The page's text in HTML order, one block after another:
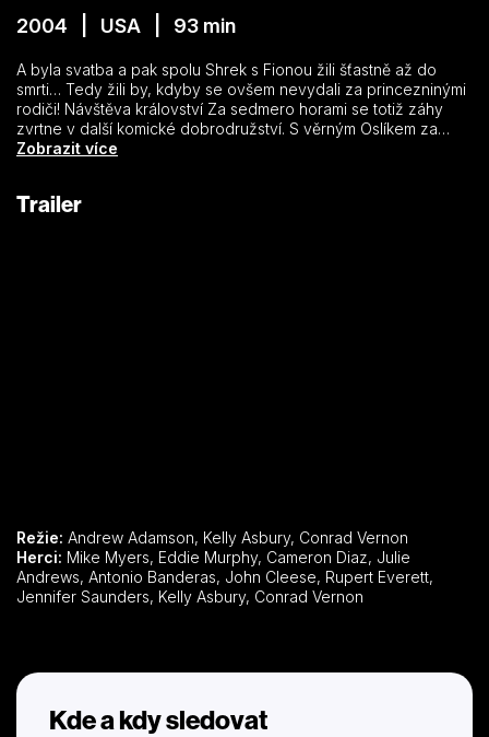
2004 | USA | 93 min
A byla svatba a pak spolu Shrek s Fionou žili šťastně až do
smrti… Tedy žili by, kdyby se ovšem nevydali za princezninými
rodiči! Návštěva království Za sedmero horami se totiž záhy
zvrtne v další komické dobrodružství. S věrným Oslíkem za
zády čelí Shrek nástrahám Kmotřičky víly, domýšlivému princi
zlata.
Zobrazit více
Trailer
Režie: Andrew Adamson, Kelly Asbury, Conrad Vernon
Herci:
Andrews, Antonio Banderas, John Cleese, Rupert Everett,
Jennifer Saunders, Kelly Asbury, Conrad Vernon
Kde a kdy sledovat